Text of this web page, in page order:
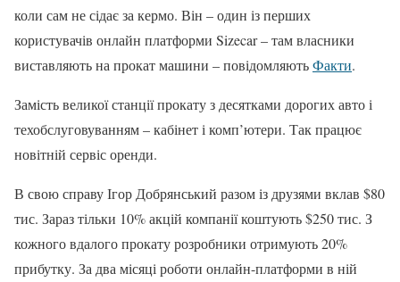
коли сам не сідає за кермо. Він – один із перших
користувачів онлайн платформи Sizecar – там власники
виставляють на прокат машини – повідомляютьФакти.
Замість великої станції прокату з десятками дорогих авто і
техобслуговуванням – кабінет і комп’ютери. Так працює
новітній сервіс оренди.
В свою справу Ігор Добрянський разом із друзями вклав $80
тис. Зараз тільки 10% акцій компанії коштують $250 тис. З
кожного вдалого прокату розробники отримують 20%
прибутку. За два місяці роботи онлайн-платформи в ній